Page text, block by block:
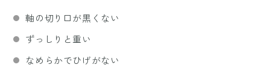
軸の切り口が黒くない
ずっしりと重い
なめらかでひげがない